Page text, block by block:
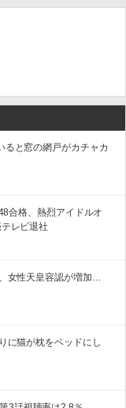
ると窓の網戸がカチャカ
合格、熱烈アイドルオ
レビ退社
女性天皇容認が増加…
に猫が枕をベッドにし